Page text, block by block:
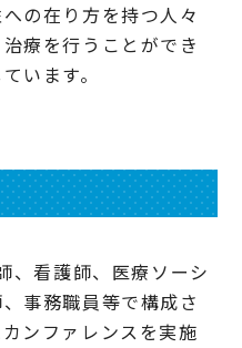
の在り方を持つ人々
療を行うことができ
います。
、看護師、医療ソーシ
事務職員等で構成さ
ンファレンスを実施